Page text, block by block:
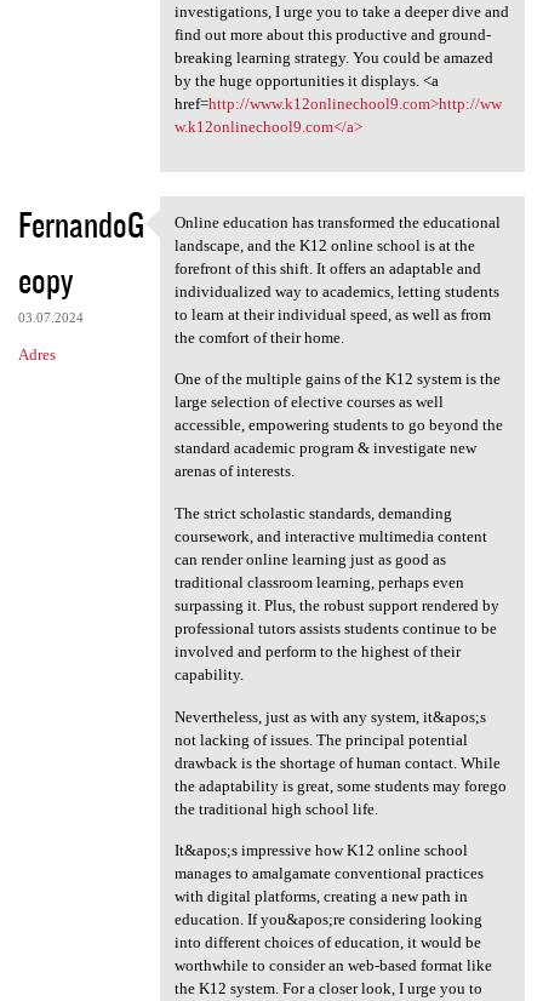
investigations, I urge you to take a deeper dive and
find out more about this productive and ground-
breaking learning strategy. You could be amazed
by the huge opportunities it displays. <a
href=http://www.k12onlinechool9.com>http://ww
w.k12onlinechool9.com</a>
FernandoG
eopy
03.07.2024
Adres
Online education has
Online education has transformed the educational
landscape, and the K12 online school is at the
forefront of this shift. It offers an adaptable and
individualized way to academics, letting students
to learn at their individual speed, as well as from
the comfort of their home.
One of the multiple gains of the K12 system is the
large selection of elective courses as well
accessible, empowering students to go beyond the
standard academic program & investigate new
arenas of interests.
The strict scholastic standards, demanding
coursework, and interactive multimedia content
can render online learning just as good as
traditional classroom learning, perhaps even
surpassing it. Plus, the robust support rendered by
professional tutors assists students continue to be
involved and perform to the highest of their
capability.
Nevertheless, just as with any system, it&apos;s
not lacking of issues. The principal potential
drawback is the shortage of human contact. While
the adaptability is great, some students may forego
the traditional high school life.
It&apos;s impressive how K12 online school
manages to amalgamate conventional practices
with digital platforms, creating a new path in
education. If you&apos;re considering looking
into different choices of education, it would be
worthwhile to consider an web-based format like
the K12 system. For a closer look, I urge you to